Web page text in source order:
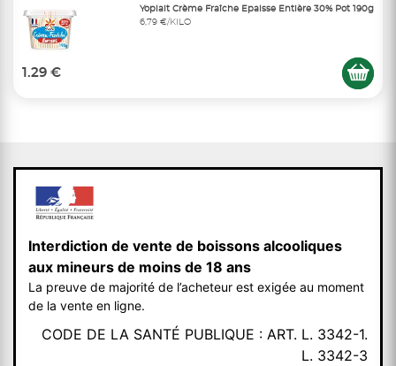
Yoplait Crème Fraîche Epaisse Entière 30% Pot 190g
6,79 €/KILO
1.29 €
Interdiction de vente de boissons alcooliques
aux mineurs de moins de 18 ans
La preuve de majorité de l’acheteur est exigée au moment
de la vente en ligne.
CODE DE LA SANTÉ PUBLIQUE : ART. L. 3342-1.
L. 3342-3